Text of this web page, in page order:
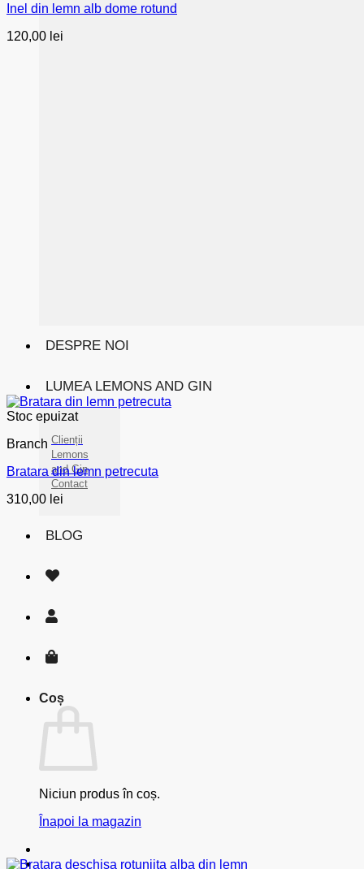
DESPRE NOI
LUMEA LEMONS AND GIN
Clienții
Lemons
and Gin
Contact
BLOG
Coș
Niciun produs în coș.
Înapoi la magazin
Inel din lemn alb dome rotund
120,00 lei
Stoc epuizat
Branch
Bratara din lemn petrecuta
310,00 lei